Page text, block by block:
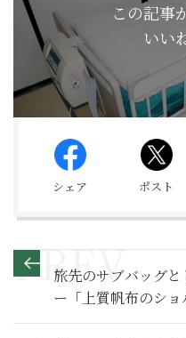
この記事
いい
シェア ポスト
旅先のサブバッグ
ー「上質帆布のショ